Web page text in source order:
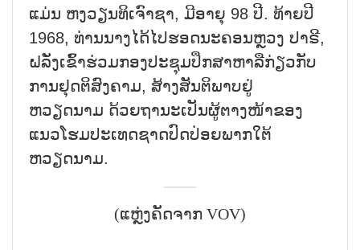
ແມ່ນ ຫງວຽນທິເຈົາຊາ, ມີອາຍຸ 98 ປີ. ທ້າຍປີ
1968, ທ່ານນາງໄດ້ໄປຮອດນະຄອນຫຼວງ ປາຣີ,
ຝລັ່ງເຂົ້າຮ່ວມກອງປະຊຸມປຶກສາຫາລືກ່ຽວກັບ
ການຢຸດຕິສົງຄາມ, ສ້າງສັນຕິພາບຢູ່
ຫວຽດນາມ ດ້ວຍຖານະເປັນຜູ້ຕາງໜ້າຂອງ
ແນວໂຮມປະເທດຊາດປົດປ່ອຍພາກໃຕ້
ຫວຽດນາມ.
(ແຫຼ່ງຄັດຈາກ VOV)